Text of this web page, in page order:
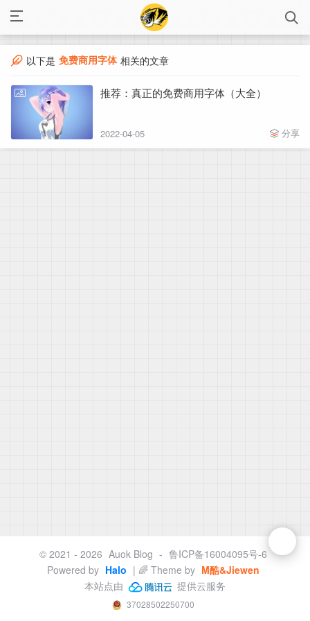
以下是 免费商用字体 相关的文章
推荐：真正的免费商用字体（大全）
2022-04-05 分享
© 2021 - 2026 Auok Blog - 鲁ICP备16004095号-6
Powered by Halo | 🌈 Theme by M酷&Jiewen
本站点由
提供云服务
37028502250700